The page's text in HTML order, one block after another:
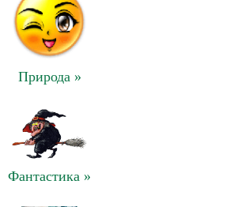
Природа »
Фантастика »